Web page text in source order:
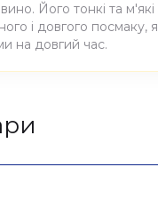
Його тонкі та м'які
і довгого посмаку,
на довгий час.